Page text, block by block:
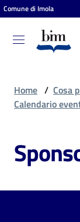
Vai al contenuto
Vai alla navigazione
Vai al footer
Comune di Imola
puoi
Home / Cosa
Calendario